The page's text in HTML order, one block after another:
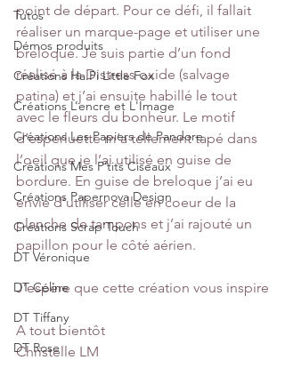
Tutos
Démos produits
Créations Ha.Pi Little Fox
Créations L’encre et L'Image
Créations Les Papiers de Pandore
Créations Mes P’tits Ciseaux
Créations Papernova Design
Créations Scrap'Touch
DT Véronique
DT Céline
DT Tiffany
DT Rose
point de départ. Pour ce défi, il fallait
réaliser un marque-page et utiliser une
breloque. Je suis partie d’un fond
réalisé à la Distress oxide (salvage
patina) et j’ai ensuite habillé le tout
avec le fleurs du bonheur. Le motif
d’esperluette m’a tellement tapé dans
l’oeil que je l’ai utilisé en guise de
bordure. En guise de breloque j’ai eu
envie d’utiliser celle en coeur de la
planche de tampons et j’ai rajouté un
papillon pour le côté aérien.
J’espère que cette création vous inspire
A tout bientôt
Christelle LM